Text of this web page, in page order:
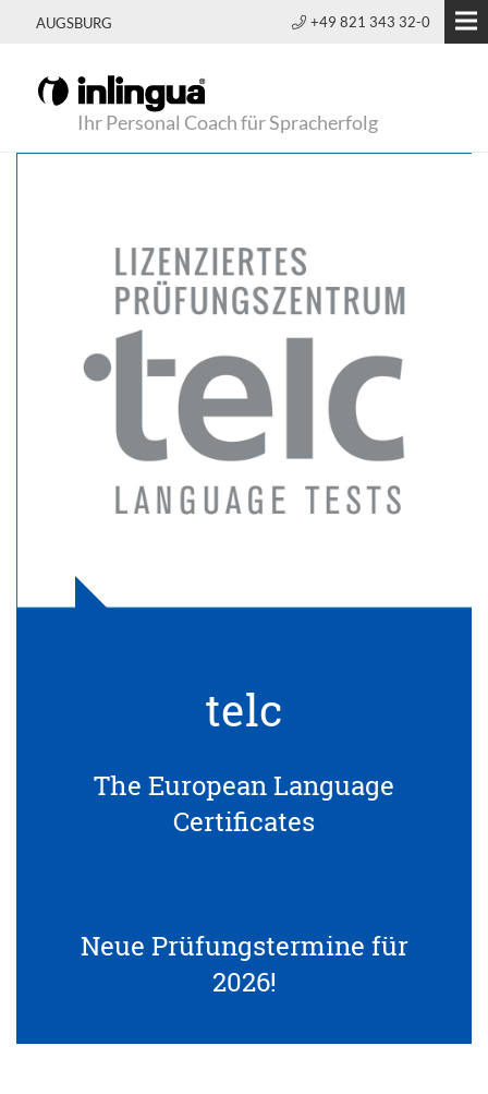
AUGSBURG +49 821 343 32-0
Ihr Personal Coach für Spracherfolg
telc
The European Language
Certificates
Neue Prüfungstermine für
2026!